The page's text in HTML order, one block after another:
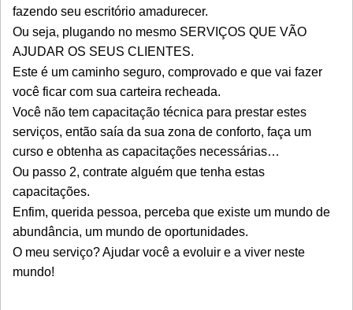
fazendo seu escritório amadurecer.
Ou seja, plugando no mesmo SERVIÇOS QUE VÃO
AJUDAR OS SEUS CLIENTES.
Este é um caminho seguro, comprovado e que vai fazer
você ficar com sua carteira recheada.
Você não tem capacitação técnica para prestar estes
serviços, então saía da sua zona de conforto, faça um
curso e obtenha as capacitações necessárias…
Ou passo 2, contrate alguém que tenha estas
capacitações.
Enfim, querida pessoa, perceba que existe um mundo de
abundância, um mundo de oportunidades.
O meu serviço? Ajudar você a evoluir e a viver neste
mundo!